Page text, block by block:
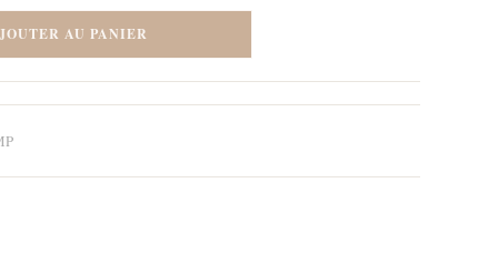
AU PANIER